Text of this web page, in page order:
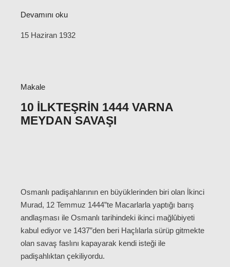
Devamını oku
15 Haziran 1932
Makale
10 İLKTEŞRIN 1444 VARNA
MEYDAN SAVAŞI
Osmanlı padişahlarının en büyüklerinden biri olan İkinci
Murad, 12 Temmuz 1444”te Macarlarla yaptığı barış
andlaşması ile Osmanlı tarihindeki ikinci mağlûbiyeti
kabul ediyor ve 1437”den beri Haçlılarla sürüp gitmekte
olan savaş faslını kapayarak kendi isteği ile
padişahlıktan çekiliyordu.